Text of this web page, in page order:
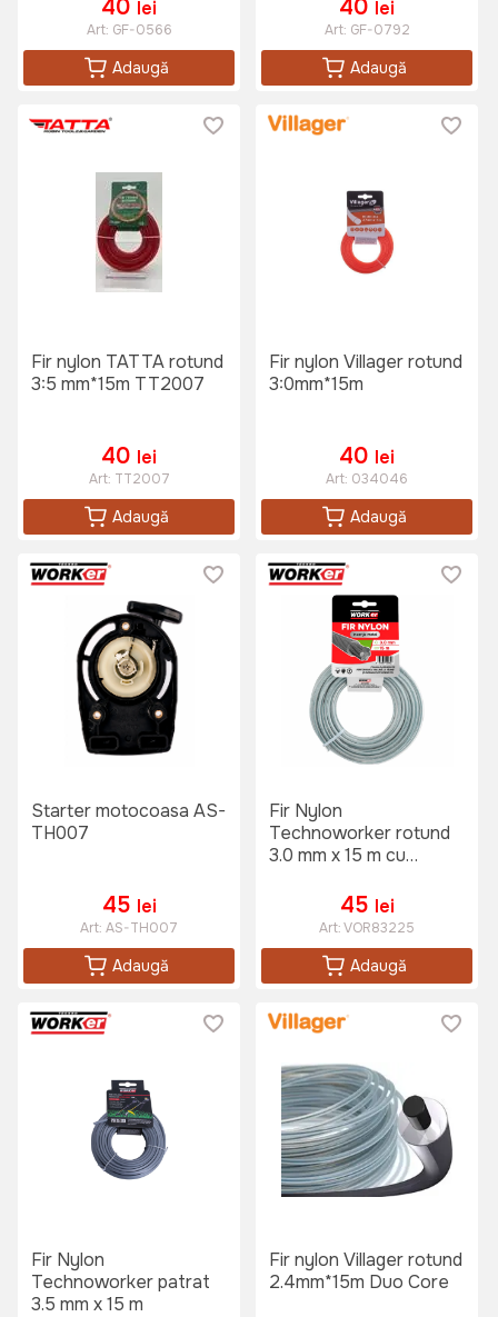
40 lei
Art: GF-0566
Adaugă
40 lei
Art: GF-0792
Adaugă
Fir nylon TATTA rotund
3:5 mm*15m TT2007
40 lei
Art: TT2007
Adaugă
Fir nylon Villager rotund
3:0mm*15m
40 lei
Art: 034046
Adaugă
Starter motocoasa AS-
TH007
45 lei
Art: AS-TH007
Adaugă
Fir Nylon
Technoworker rotund
3.0 mm x 15 m cu
45 lei
Art:VOR83225
Adaugă
Fir Nylon
Technoworker patrat
3.5 mm x 15 m
Fir nylon Villager rotund
2.4mm*15m Duo Core